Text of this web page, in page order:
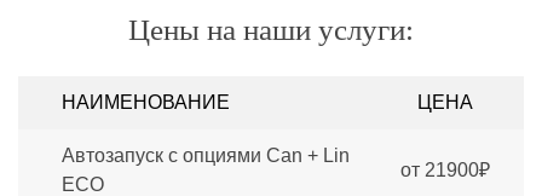
Цены на наши услуги:
НАИМЕНОВАНИЕ ЦЕНА
Автозапуск с опциями Can + Lin
ECO
от 21900₽